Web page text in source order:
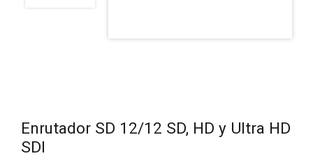
Enrutador SD 12/12 SD, HD y Ultra HD
SDI